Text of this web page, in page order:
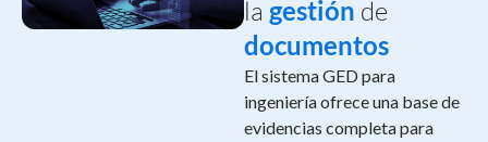
la gestión de
documentos
El sistema GED para
ingeniería ofrece una base de
evidencias completa para